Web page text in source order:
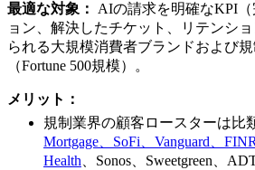
最適な対象： AIの請求を明確なKPI
ョン、解決したチケット、リテンシ
られる大規模消費者ブランドおよび
（Fortune 500規模）。
メリット：
規制業界の顧客ロースターは比
Mortgage、SoFi、Vanguard、
Health 、Sonos、Sweetgreen、